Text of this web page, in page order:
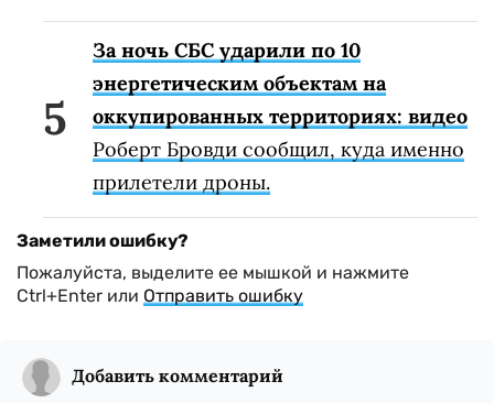
За ночь СБС ударили по 10
энергетическим объектам на
оккупированных территориях: видео
Роберт Бровди сообщил, куда именно
прилетели дроны.
Заметили ошибку?
Пожалуйста, выделите ее мышкой и нажмите
Ctrl+Enter или Отправить ошибку
Добавить комментарий